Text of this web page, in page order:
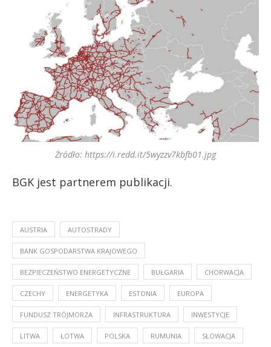
Żródło: https://i.redd.it/5wyzzv7kbfb01.jpg
BGK jest partnerem publikacji.
AUSTRIA AUTOSTRADY
BANK GOSPODARSTWA KRAJOWEGO
BEZPIECZEŃSTWO ENERGETYCZNE BUŁGARIA CHORWACJA
CZECHY ENERGETYKA ESTONIA EUROPA
FUNDUSZ TRÓJMORZA INFRASTRUKTURA INWESTYCJE
LITWA ŁOTWA POLSKA RUMUNIA SŁOWACJA